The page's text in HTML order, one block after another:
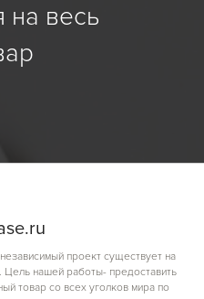
на весь
ru
проект существует на
нашей работы- предоставить
товар со всех уголков мира по